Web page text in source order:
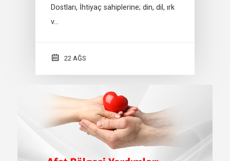
Dostları, İhtiyaç sahiplerine; din, dil, ırk
v…
22 AĞS